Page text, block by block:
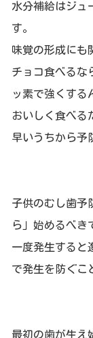
水分補給はジュ
す。
味覚の形成にも
チョコ食べるな
ッ素で強く する
おいしく食べる
早いうちから予
子供のむし歯予
ら」始めるべき
一度発生すると
で発生を防ぐこ
最初の歯が生え